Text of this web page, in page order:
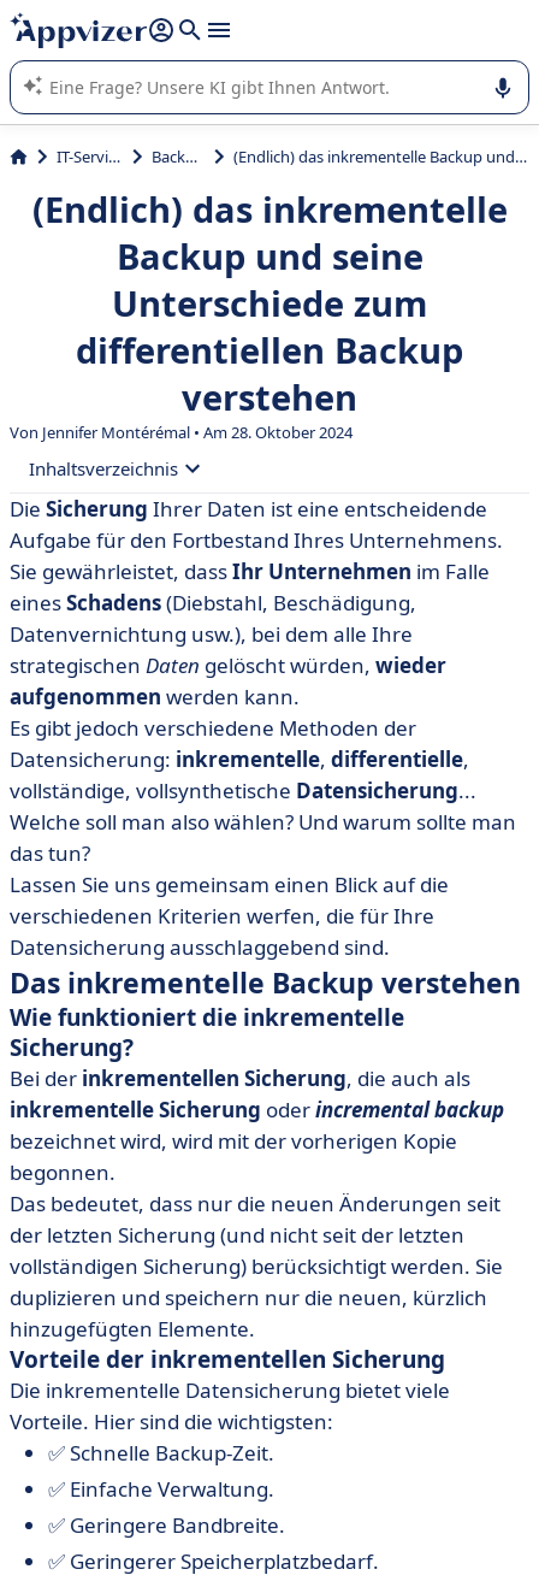
beantworten (mehrere Zeilen mit
Die KI von Appvizer führt Sie bei der Nutzung oder Auswahl
von SaaS-Software in Unternehmen.
IT-Service Backup (Endlich) das inkrementelle Backup und seine Unterschiede zum differentiellen Backup verstehen
(Endlich) das inkrementelle
Backup und seine
Unterschiede zum
differentiellen Backup
verstehen
Von Jennifer Montérémal • Am 28. Oktober 2024
Inhaltsverzeichnis
• Das inkrementelle Backup verstehen
• Unterschiede zum differentiellen Backup
• Andere Arten der Datensicherung
• Die beste Software für inkrementelle und
differentielle Datensicherung
• Sicherung der Cyber-Resilienz
Die Sicherung Ihrer Daten ist eine entscheidende
Aufgabe für den Fortbestand Ihres Unternehmens.
Sie gewährleistet, dassIhr Unternehmen im Falle
einesSchadens(Diebstahl, Beschädigung,
Datenvernichtung usw.), bei dem alle Ihre
strategischen Daten gelöscht würden, wieder
aufgenommen werden kann.
Es gibt jedoch verschiedene Methoden der
Datensicherung: inkrementelle, differentielle,
vollständige, vollsynthetische Datensicherung...
Welche soll man also wählen? Und warum sollte man
das tun?
Lassen Sie uns gemeinsam einen Blick auf die
verschiedenen Kriterien werfen, die für Ihre
Datensicherung ausschlaggebend sind.
Das inkrementelle Backup verstehen
Wie funktioniert die inkrementelle
Sicherung?
Bei der inkrementellen Sicherung, die auch als
inkrementelle Sicherung oderincremental backup
bezeichnet wird, wird mit der vorherigen Kopie
begonnen.
Das bedeutet, dass nur die neuen Änderungen seit
der letzten Sicherung (und nicht seit der letzten
vollständigen Sicherung) berücksichtigt werden. Sie
duplizieren und speichern nur die neuen, kürzlich
hinzugefügten Elemente.
Vorteile der inkrementellen Sicherung
Die inkrementelle Datensicherung bietet viele
Vorteile. Hier sind die wichtigsten:
✅ Schnelle Backup-Zeit.
✅ Einfache Verwaltung.
✅ Geringere Bandbreite.
✅ Geringerer Speicherplatzbedarf.